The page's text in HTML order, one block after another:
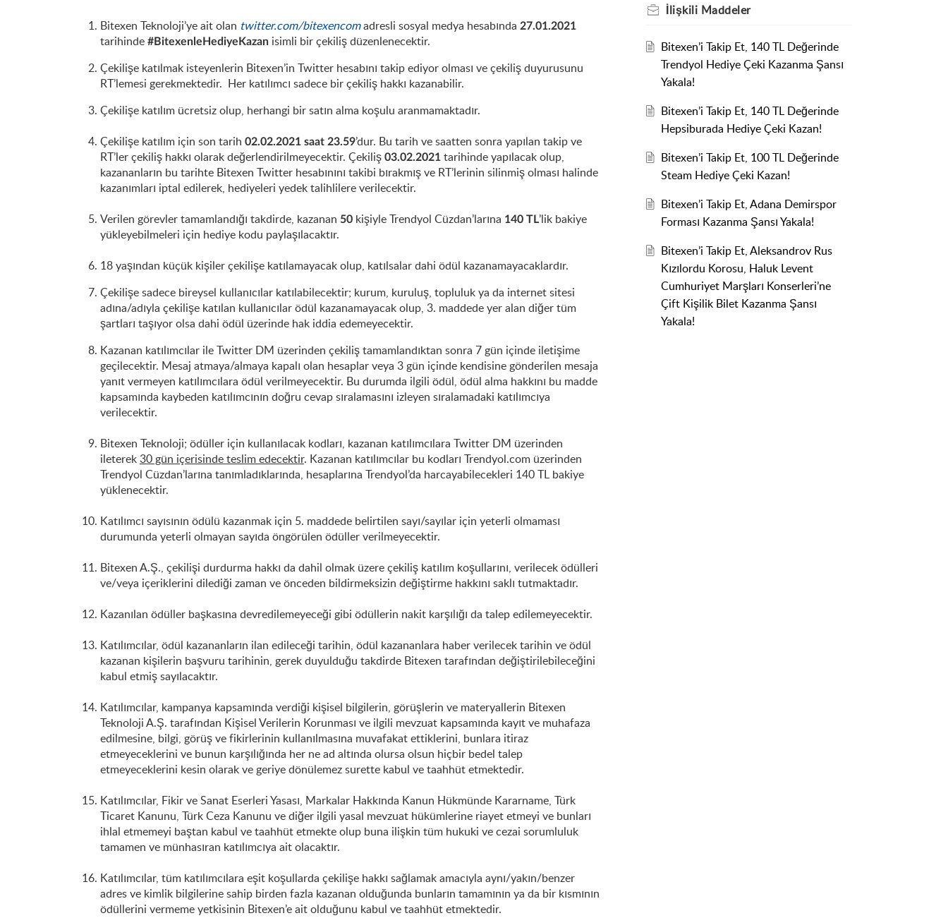
Bitexen Teknoloji’ye ait olan twitter.com/bitexencomadresli sosyal medya hesabında 27.01.2021
tarihinde #BitexenleHediyeKazan isimli bir çekiliş düzenlenecektir.
Çekilişe katılmak isteyenlerin Bitexen’in Twitter hesabını takip ediyor olması ve çekiliş duyurusunu
RT’lemesi gerekmektedir. Her katılımcı sadece bir çekiliş hakkı kazanabilir.
Çekilişe katılım ücretsiz olup, herhangi bir satın alma koşulu aranmamaktadır.
Çekilişe katılım için son tarih 02.02.2021 saat 23.59’dur. Bu tarih ve saatten sonra yapılan takip ve
RT’ler çekiliş hakkı olarak değerlendirilmeyecektir. Çekiliş 03.02.2021 tarihinde yapılacak olup,
kazananların bu tarihte Bitexen Twitter hesabınını takibi bırakmış ve RT’lerinin silinmiş olması halinde
kazanımları iptal edilerek, hediyeleri yedek talihlilere verilecektir.
Verilen görevler tamamlandığı takdirde, kazanan 50 kişiyle Trendyol Cüzdan’larına 140 TL’lik bakiye
yükleyebilmeleri için hediye kodu paylaşılacaktır.
18 yaşından küçük kişiler çekilişe katılamayacak olup, katılsalar dahi ödül kazanamayacaklardır.
Çekilişe sadece bireysel kullanıcılar katılabilecektir; kurum, kuruluş, topluluk ya da internet sitesi
adına/adıyla çekilişe katılan kullanıcılar ödül kazanamayacak olup, 3. maddede yer alan diğer tüm
şartları taşıyor olsa dahi ödül üzerinde hak iddia edemeyecektir.
Kazanan katılımcılar ile Twitter DM üzerinden çekiliş tamamlandıktan sonra 7 gün içinde iletişime
geçilecektir. Mesaj atmaya/almaya kapalı olan hesaplar veya 3 gün içinde kendisine gönderilen mesaja
yanıt vermeyen katılımcılara ödül verilmeyecektir. Bu durumda ilgili ödül, ödül alma hakkını bu madde
kapsamında kaybeden katılımcının doğru cevap sıralamasını izleyen sıralamadaki katılımcıya
verilecektir.
Bitexen Teknoloji; ödüller için kullanılacak kodları, kazanan katılımcılara Twitter DM üzerinden
ileterek 30 gün içerisinde teslim edecektir. Kazanan katılımcılar bu kodları Trendyol.com üzerinden
Trendyol Cüzdan’larına tanımladıklarında, hesaplarına Trendyol’da harcayabilecekleri 140 TL bakiye
yüklenecektir.
Katılımcı sayısının ödülü kazanmak için 5. maddede belirtilen sayı/sayılar için yeterli olmaması
durumunda yeterli olmayan sayıda öngörülen ödüller verilmeyecektir.
Bitexen A.Ş., çekilişi durdurma hakkı da dahil olmak üzere çekiliş katılım koşullarını, verilecek ödülleri
ve/veya içeriklerini dilediği zaman ve önceden bildirmeksizin değiştirme hakkını saklı tutmaktadır.
Kazanılan ödüller başkasına devredilemeyeceği gibi ödüllerin nakit karşılığı da talep edilemeyecektir.
Katılımcılar, ödül kazananların ilan edileceği tarihin, ödül kazananlara haber verilecek tarihin ve ödül
kazanan kişilerin başvuru tarihinin, gerek duyulduğu takdirde Bitexen tarafından değiştirilebileceğini
kabul etmiş sayılacaktır.
Katılımcılar, kampanya kapsamında verdiği kişisel bilgilerin, görüşlerin ve materyallerin Bitexen
Teknoloji A.Ş. tarafından Kişisel Verilerin Korunması ve ilgili mevzuat kapsamında kayıt ve muhafaza
edilmesine, bilgi, görüş ve fikirlerinin kullanılmasına muvafakat ettiklerini, bunlara itiraz
etmeyeceklerini ve bunun karşılığında her ne ad altında olursa olsun hiçbir bedel talep
etmeyeceklerini kesin olarak ve geriye dönülemez surette kabul ve taahhüt etmektedir.
Katılımcılar, Fikir ve Sanat Eserleri Yasası, Markalar Hakkında Kanun Hükmünde Kararname, Türk
Ticaret Kanunu, Türk Ceza Kanunu ve diğer ilgili yasal mevzuat hükümlerine riayet etmeyi ve bunları
ihlal etmemeyi baştan kabul ve taahhüt etmekte olup buna ilişkin tüm hukuki ve cezai sorumluluk
tamamen ve münhasıran katılımcıya ait olacaktır.
Katılımcılar, tüm katılımcılara eşit koşullarda çekilişe hakkı sağlamak amacıyla aynı/yakın/benzer
adres ve kimlik bilgilerine sahip birden fazla kazanan olduğunda bunların tamamının ya da bir kısmının
ödüllerini vermeme yetkisinin Bitexen’e ait olduğunu kabul ve taahhüt etmektedir.
İlişkili Maddeler
Bitexen’i Takip Et, 140 TL Değerinde
Trendyol Hediye Çeki Kazanma Şansı
Yakala!
Bitexen’i Takip Et, 140 TL Değerinde
Hepsiburada Hediye Çeki Kazan!
Bitexen’i Takip Et, 100 TL Değerinde
Steam Hediye Çeki Kazan!
Bitexen’i Takip Et, Adana Demirspor
Forması Kazanma Şansı Yakala!
Bitexen’i Takip Et, Aleksandrov Rus
Kızılordu Korosu, Haluk Levent
Cumhuriyet Marşları Konserleri’ne
Çift Kişilik Bilet Kazanma Şansı
Yakala!